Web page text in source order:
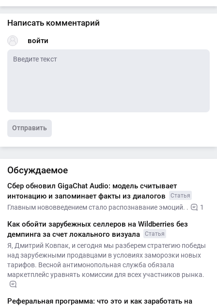
Написать комментарий
войти
Отправить
Обсуждаемое
Сбер обновил GigaChat Audio: модель считывает
интонацию и запоминает факты из диалогов
Статья
Главным нововведением стало распознавание эмоций. . 1
Как обойти зарубежных селлеров на Wildberries без
демпинга за счет локального визуала
Статья
Я, Дмитрий Ковпак, и сегодня мы разберем стратегию победы
над зарубежными продавцами в условиях заморозки новых
тарифов. Весной антимонопольная служба обязала
маркетплейс уравнять комиссии для всех участников рынка.
Реферальная программа: что это и как заработать на